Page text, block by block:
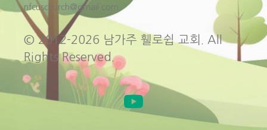
nfcuschurch@gmail.com
© 2012-2026 남가주 휄로쉽 교회. All
Rights Reserved.